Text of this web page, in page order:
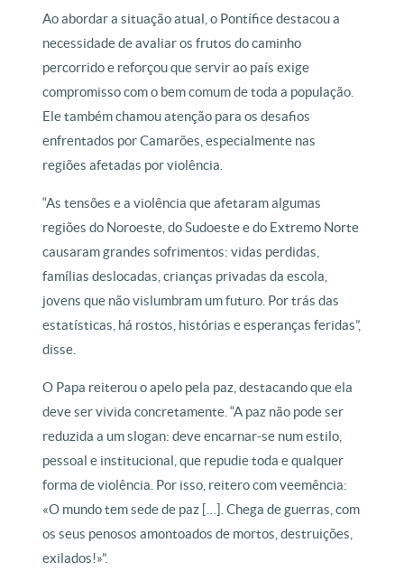
Ao abordar a situação atual, o Pontífice destacou a
necessidade de avaliar os frutos do caminho
percorrido e reforçou que servir ao país exige
compromisso com o bem comum de toda a população.
Ele também chamou atenção para os desafios
enfrentados por Camarões, especialmente nas
regiões afetadas por violência.
“As tensões e a violência que afetaram algumas
regiões do Noroeste, do Sudoeste e do Extremo Norte
causaram grandes sofrimentos: vidas perdidas,
famílias deslocadas, crianças privadas da escola,
jovens que não vislumbram um futuro. Por trás das
estatísticas, há rostos, histórias e esperanças feridas”,
disse.
O Papa reiterou o apelo pela paz, destacando que ela
deve ser vivida concretamente. “A paz não pode ser
reduzida a um slogan: deve encarnar-se num estilo,
pessoal e institucional, que repudie toda e qualquer
forma de violência. Por isso, reitero com veemência:
«O mundo tem sede de paz […]. Chega de guerras, com
os seus penosos amontoados de mortos, destruições,
exilados!»”.